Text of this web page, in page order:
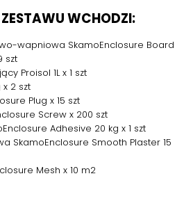
WCHODZI:
wapniowa SkamoEnclosure Board
szt
Proisol 1L x 1 szt
x 2 szt
Plug x 15 szt
Screw x 200 szt
Adhesive 20 kg x 1 szt
SkamoEnclosure Smooth Plaster 15
Mesh x 10 m2